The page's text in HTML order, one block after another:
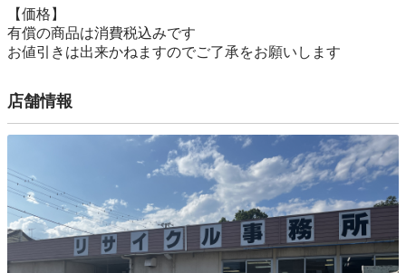
【価格】
有償の商品は消費税込みです
お値引きは出来かねますのでご了承をお願いします
店舗情報